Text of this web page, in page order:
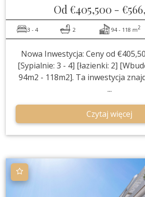
Od €405,500 -
3 - 4 2 94 - 118 m2
Nowa Inwestycja: Ceny od
[Sypialnie: 3 - 4] [łazienki: 2]
94m2 - 118m2]. Ta inwestycja
...
Czytaj więcej